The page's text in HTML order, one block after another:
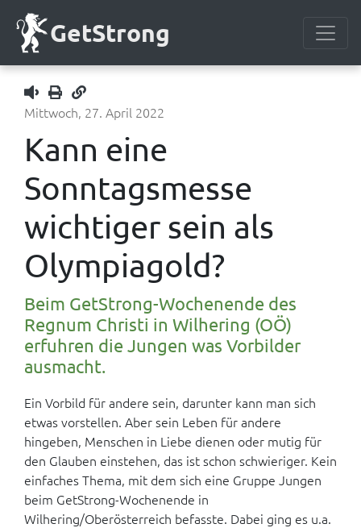
GetStrong
Mittwoch, 27. April 2022
1x
Kann eine
Sonntagsmesse
wichtiger sein als
Olympiagold?
Beim GetStrong-Wochenende des
Regnum Christi in Wilhering (OÖ)
erfuhren die Jungen was Vorbilder
ausmacht.
Ein Vorbild für andere sein, darunter kann man sich
etwas vorstellen. Aber sein Leben für andere
hingeben, Menschen in Liebe dienen oder mutig für
den Glauben einstehen, das ist schon schwieriger. Kein
einfaches Thema, mit dem sich eine Gruppe Jungen
beim GetStrong-Wochenende in
Wilhering/Oberösterreich befasste. Dabei ging es u.a.